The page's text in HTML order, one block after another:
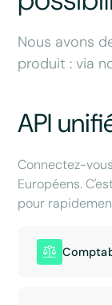
Nous avons
produit : via
API
Connectez-
Européens.
pour